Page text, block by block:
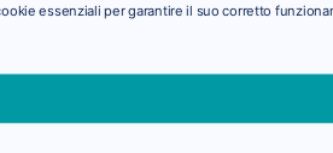
essenziali per garantire il suo corretto